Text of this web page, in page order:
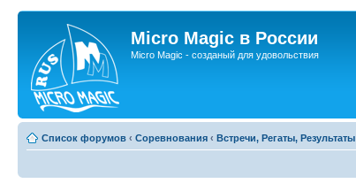
Micro Magic в России
Micro Magic - созданый для удовольствия
Список форумов ‹ Соревнования ‹ Встречи, Регаты, Результаты